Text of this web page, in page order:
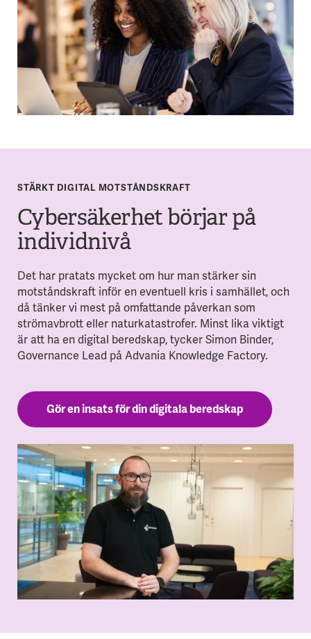
STÄRKT DIGITAL MOTSTÅNDSKRAFT
Cybersäkerhet börjar på
individnivå
Det har pratats mycket om hur man stärker sin
motståndskraft inför en eventuell kris i samhället, och
då tänker vi mest på omfattande påverkan som
strömavbrott eller naturkatastrofer. Minst lika viktigt
är att ha en digital beredskap, tycker Simon Binder,
Governance Lead på Advania Knowledge Factory.
Gör en insats för din digitala beredskap